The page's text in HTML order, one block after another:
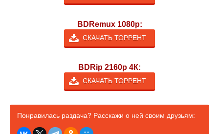
BDRemux 1080p:
СКАЧАТЬ ТОРРЕНТ
BDRip 2160p 4К:
СКАЧАТЬ ТОРРЕНТ
Понравилась раздача? Расскажи о ней своим друзьям: